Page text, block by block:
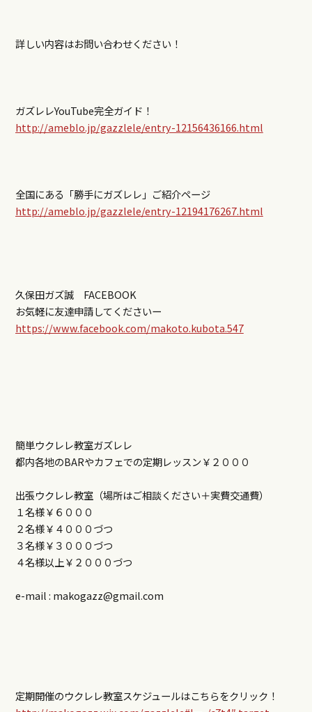
詳しい内容はお問い合わせください！
ガズレレYouTube完全ガイド！
http://ameblo.jp/gazzlele/entry-12156436166.html
全国にある「勝手にガズレレ」ご紹介ページ
http://ameblo.jp/gazzlele/entry-12194176267.html
久保田ガズ誠 FACEBOOK
お気軽に友達申請してくださいー
https://www.facebook.com/makoto.kubota.547
簡単ウクレレ教室ガズレレ
都内各地のBARやカフェでの定期レッスン￥２０００
出張ウクレレ教室（場所はご相談ください＋実費交通費）
１名様￥６０００
２名様￥４０００づつ
３名様￥３０００づつ
４名様以上￥２０００づつ
e-mail : makogazz@gmail.com
定期開催のウクレレ教室スケジュールはこちらをクリック！